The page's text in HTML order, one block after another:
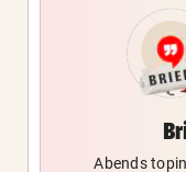
Abends